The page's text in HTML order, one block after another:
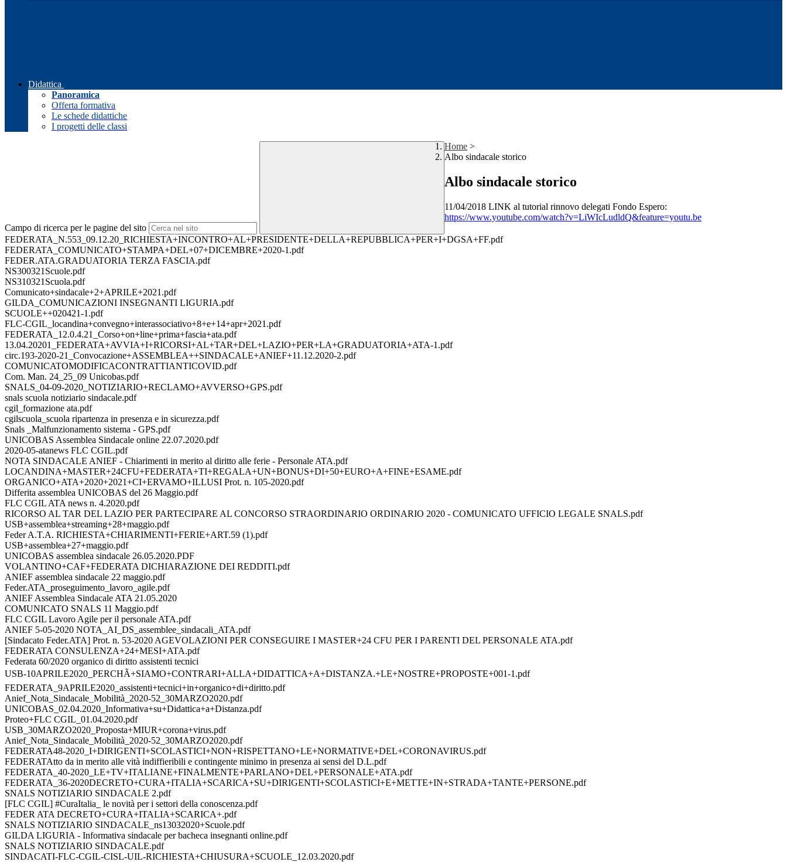
Didattica
Panoramica
Offerta formativa
Le schede didattiche
I progetti delle classi
Campo di ricerca per le pagine del sito
Home >
Albo sindacale storico
Albo sindacale storico
11/04/2018 LINK al tutorial rinnovo delegati Fondo Espero:
https://www.youtube.com/watch?v=LiWIcLudldQ&feature=youtu.be
FEDERATA_N.553_09.12.20_RICHIESTA+INCONTRO+AL+PRESIDENTE+DELLA+REPUBBLICA+PER+I+DGSA+FF.pdf
FEDERATA_COMUNICATO+STAMPA+DEL+07+DICEMBRE+2020-1.pdf
FEDER.ATA.GRADUATORIA TERZA FASCIA.pdf
NS300321Scuole.pdf
NS310321Scuola.pdf
Comunicato+sindacale+2+APRILE+2021.pdf
GILDA_COMUNICAZIONI INSEGNANTI LIGURIA.pdf
SCUOLE++020421-1.pdf
FLC-CGIL_locandina+convegno+interassociativo+8+e+14+apr+2021.pdf
FEDERATA_12.0.4.21_Corso+on+line+prima+fascia+ata.pdf
13.04.20201_FEDERATA+AVVIA+I+RICORSI+AL+TAR+DEL+LAZIO+PER+LA+GRADUATORIA+ATA-1.pdf
circ.193-2020-21_Convocazione+ASSEMBLEA++SINDACALE+ANIEF+11.12.2020-2.pdf
COMUNICATOMODIFICACONTRATTIANTICOVID.pdf
Com. Man. 24_25_09 Unicobas.pdf
SNALS_04-09-2020_NOTIZIARIO+RECLAMO+AVVERSO+GPS.pdf
snals scuola notiziario sindacale.pdf
cgil_formazione ata.pdf
cgilscuola_scuola ripartenza in presenza e in sicurezza.pdf
Snals _Malfunzionamento sistema - GPS.pdf
UNICOBAS Assemblea Sindacale online 22.07.2020.pdf
2020-05-atanews FLC CGIL.pdf
NOTA SINDACALE ANIEF - Chiarimenti in merito al diritto alle ferie - Personale ATA.pdf
LOCANDINA+MASTER+24CFU+FEDERATA+TI+REGALA+UN+BONUS+DI+50+EURO+A+FINE+ESAME.pdf
ORGANICO+ATA+2020+2021+CI+ERVAMO+ILLUSI Prot. n. 105-2020.pdf
Differita assemblea UNICOBAS del 26 Maggio.pdf
FLC CGIL ATA news n. 4.2020.pdf
RICORSO AL TAR DEL LAZIO PER PARTECIPARE AL CONCORSO STRAORDINARIO ORDINARIO 2020 - COMUNICATO UFFICIO LEGALE SNALS.pdf
USB+assemblea+streaming+28+maggio.pdf
Feder A.T.A. RICHIESTA+CHIARIMENTI+FERIE+ART.59 (1).pdf
USB+assemblea+27+maggio.pdf
UNICOBAS assemblea sindacale 26.05.2020.PDF
VOLANTINO+CAF+FEDERATA DICHIARAZIONE DEI REDDITI.pdf
ANIEF assemblea sindacale 22 maggio.pdf
Feder.ATA_proseguimento_lavoro_agile.pdf
ANIEF Assemblea Sindacale ATA 21.05.2020
COMUNICATO SNALS 11 Maggio.pdf
FLC CGIL Lavoro Agile per il personale ATA.pdf
ANIEF 5-05-2020 NOTA_AI_DS_assemblee_sindacali_ATA.pdf
[Sindacato Feder.ATA] Prot. n. 53-2020 AGEVOLAZIONI PER CONSEGUIRE I MASTER+24 CFU PER I PARENTI DEL PERSONALE ATA.pdf
FEDERATA CONSULENZA+24+MESI+ATA.pdf
Federata 60/2020 organico di diritto assistenti tecnici
USB-10APRILE2020_PERCHÃ+SIAMO+CONTRARI+ALLA+DIDATTICA+A+DISTANZA.+LE+NOSTRE+PROPOSTE+001-1.pdf
FEDERATA_9APRILE2020_assistenti+tecnici+in+organico+di+diritto.pdf
Anief_Nota_Sindacale_Mobilità_2020-52_30MARZO2020.pdf
UNICOBAS_02.04.2020_Informativa+su+Didattica+a+Distanza.pdf
Proteo+FLC CGIL_01.04.2020.pdf
USB_30MARZO2020_Proposta+MIUR+corona+virus.pdf
Anief_Nota_Sindacale_Mobilità_2020-52_30MARZO2020.pdf
FEDERATA48-2020_I+DIRIGENTI+SCOLASTICI+NON+RISPETTANO+LE+NORMATIVE+DEL+CORONAVIRUS.pdf
FEDERATAtto da in merito alle vità indiffieribili e contingente minimo in presenza ai sensi del D.L.pdf
FEDERATA_40-2020_LE+TV+ITALIANE+FINALMENTE+PARLANO+DEL+PERSONALE+ATA.pdf
FEDERATA_36-2020DECRETO+CURA+ITALIA+SCARICA+SU+DIRIGENTI+SCOLASTICI+E+METTE+IN+STRADA+TANTE+PERSONE.pdf
SNALS NOTIZIARIO SINDACALE 2.pdf
[FLC CGIL] #CuraItalia_ le novità per i settori della conoscenza.pdf
FEDER ATA DECRETO+CURA+ITALIA+SCARICA+.pdf
SNALS NOTIZIARIO SINDACALE_ns13032020+Scuole.pdf
GILDA LIGURIA - Informativa sindacale per bacheca insegnanti online.pdf
SNALS NOTIZIARIO SINDACALE.pdf
SINDACATI-FLC-CGIL-CISL-UIL-RICHIESTA+CHIUSURA+SCUOLE_12.03.2020.pdf